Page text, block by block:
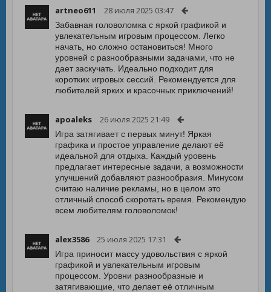
artneo611 28 июля 2025 03:47
Забавная головоломка с яркой графикой и
увлекательным игровым процессом. Легко
начать, но сложно остановиться! Много
уровней с разнообразными задачами, что не
дает заскучать. Идеально подходит для
коротких игровых сессий. Рекомендуется для
любителей ярких и красочных приключений!
apoaleks 26 июля 2025 21:49
Игра затягивает с первых минут! Яркая
графика и простое управление делают её
идеальной для отдыха. Каждый уровень
предлагает интересные задачи, а возможности
улучшений добавляют разнообразия. Минусом
считаю наличие рекламы, но в целом это
отличный способ скоротать время. Рекомендую
всем любителям головоломок!
alex3586 25 июля 2025 17:31
Игра приносит массу удовольствия с яркой
графикой и увлекательным игровым
процессом. Уровни разнообразные и
затягивающие, что делает её отличным